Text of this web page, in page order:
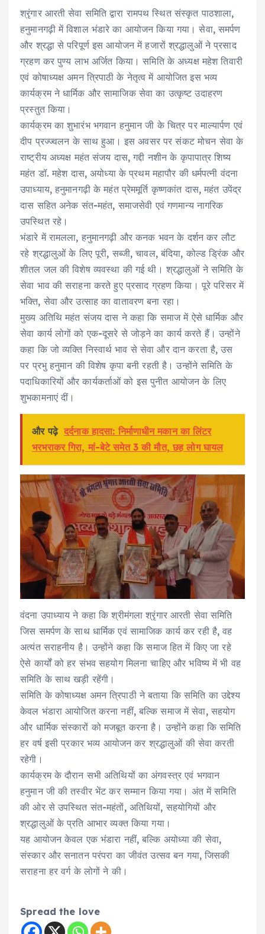
श्रृंगार आरती सेवा समिति द्वारा रामपथ स्थित संस्कृत पाठशाला,
हनुमानगढ़ी में विशाल भंडारे का आयोजन किया गया। सेवा, समर्पण
और श्रद्धा से परिपूर्ण इस आयोजन में हजारों श्रद्धालुओं ने प्रसाद
ग्रहण कर पुण्य लाभ अर्जित किया। समिति के अध्यक्ष महेश तिवारी
एवं कोषाध्यक्ष अमन त्रिपाठी के नेतृत्व में आयोजित इस भव्य
कार्यक्रम ने धार्मिक और सामाजिक सेवा का उत्कृष्ट उदाहरण
प्रस्तुत किया।
कार्यक्रम का शुभारंभ भगवान हनुमान जी के चित्र पर माल्यार्पण एवं
दीप प्रज्ज्वलन के साथ हुआ। इस अवसर पर संकट मोचन सेवा के
राष्ट्रीय अध्यक्ष महंत संजय दास, गद्दी नशीन के कृपापात्र शिष्य
महंत डॉ. महेश दास, अयोध्या के प्रथम महापौर की धर्मपत्नी वंदना
उपाध्याय, हनुमानगढ़ी के महंत प्रेममूर्ति कृष्णकांत दास, महंत उपेंद्र
दास सहित अनेक संत-महंत, समाजसेवी एवं गणमान्य नागरिक
उपस्थित रहे।
भंडारे में रामलला, हनुमानगढ़ी और कनक भवन के दर्शन कर लौट
रहे श्रद्धालुओं के लिए पूरी, सब्जी, चावल, बंदिया, कोल्ड ड्रिंक और
शीतल जल की विशेष व्यवस्था की गई थी। श्रद्धालुओं ने समिति के
सेवा भाव की सराहना करते हुए प्रसाद ग्रहण किया। पूरे परिसर में
भक्ति, सेवा और उत्साह का वातावरण बना रहा।
मुख्य अतिथि महंत संजय दास ने कहा कि समाज में ऐसे धार्मिक और
सेवा कार्य लोगों को एक-दूसरे से जोड़ने का कार्य करते हैं। उन्होंने
कहा कि जो व्यक्ति निस्वार्थ भाव से सेवा और दान करता है, उस
पर प्रभु हनुमान की विशेष कृपा बनी रहती है। उन्होंने समिति के
पदाधिकारियों और कार्यकर्ताओं को इस पुनीत आयोजन के लिए
शुभकामनाएं दीं।
और पढ़े दर्दनाक हादसा: निर्माणाधीन मकान का लिंटर
भरभराकर गिरा, मां-बेटे समेत 3 की मौत, छह लोग घायल
वंदना उपाध्याय ने कहा कि श्रीमंगला श्रृंगार आरती सेवा समिति
जिस समर्पण के साथ धार्मिक एवं सामाजिक कार्य कर रही है, वह
अत्यंत सराहनीय है। उन्होंने कहा कि समाज हित में किए जा रहे
ऐसे कार्यों को हर संभव सहयोग मिलना चाहिए और भविष्य में भी वह
समिति के साथ खड़ी रहेंगी।
समिति के कोषाध्यक्ष अमन त्रिपाठी ने बताया कि समिति का उद्देश्य
केवल भंडारा आयोजित करना नहीं, बल्कि समाज में सेवा, सहयोग
और धार्मिक संस्कारों को मजबूत करना है। उन्होंने कहा कि समिति
हर वर्ष इसी प्रकार भव्य आयोजन कर श्रद्धालुओं की सेवा करती
रहेगी।
कार्यक्रम के दौरान सभी अतिथियों का अंगवस्त्र एवं भगवान
हनुमान जी की तस्वीर भेंट कर सम्मान किया गया। अंत में समिति
की ओर से उपस्थित संत-महंतों, अतिथियों, सहयोगियों और
श्रद्धालुओं के प्रति आभार व्यक्त किया गया।
यह आयोजन केवल एक भंडारा नहीं, बल्कि अयोध्या की सेवा,
संस्कार और सनातन परंपरा का जीवंत उत्सव बन गया, जिसकी
सराहना हर वर्ग के लोगों ने की।
Spread the love